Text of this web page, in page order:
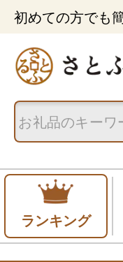
初めての方でも
ランキング